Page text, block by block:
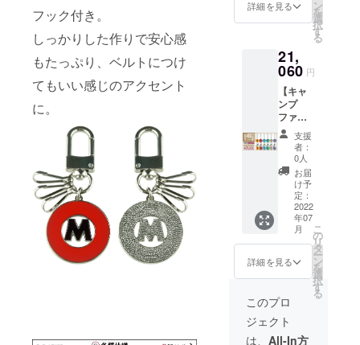
フック付き。
しっかりした作りで安心感
もたっぷり、ベルトにつけ
てもいい感じのアクセント
に。
状況・
使用部
況・製
造工程
上の都
合等に
より出
荷時期
が遅れ
る場合
がござ
いま
す。
線 T→
C→千代
Y→有楽
町線
Z→半蔵
門線
【タイ
プ】
バック
チャー
ムタイ
プ／
キーホ
ルダー
タイプ
※仕様・
デザイ
いては
予告な
になる
場合が
ござい
ます。
売価格1
¥11,700
税込)の
とこ
ろ、
¥11,115
(送料・
税込)で
ご提供
いたし
ます。
【路
線】
G→銀座
線 M→
丸ノ内
線 T→
東西線
C→千代
Y→有楽
町線
門線
【タイ
F！ 東
京メト
ク
チャー
ム／
キーホ
ルダー
の2種6
路線全
てのコ
ンプ
リート
セット
です。
通常販
売価格1
セット
¥23,400
(送料・
ろ、
¥18,720
(送料・
税込)で
詳細を見る ン
を
選
択
す
る
21,
060 円
【キャ
ンプ
ファイ
ヤー完
全コン
プリー
トセッ
ト特
価】 数
量無制
限、本
10％OF
F！ 東
京メト
ロバッ
ク
チャー
ム／
キーホ
支援
者：
0人
お届
け予
定：
2022
年07
月
詳細を見る
こ
の
リ
タ
ー
ン
を
選
択
す
る
このプロ
ジェクト
は、 All-In方